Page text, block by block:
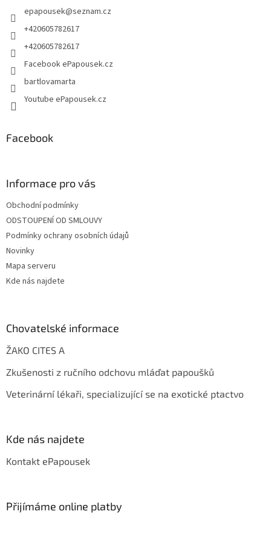
epapousek@seznam.cz
+420605782617
+420605782617
Facebook ePapousek.cz
bartlovamarta
Youtube ePapousek.cz
Facebook
Informace pro vás
Obchodní podmínky
ODSTOUPENÍ OD SMLOUVY
Podmínky ochrany osobních údajů
Novinky
Mapa serveru
Kde nás najdete
Chovatelské informace
ŽAKO CITES A
Zkušenosti z ručního odchovu mláďat papoušků
Veterinární lékaři, specializující se na exotické ptactvo
Kde nás najdete
Kontakt ePapousek
Přijímáme online platby